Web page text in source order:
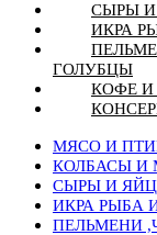
СЫРЫ
ИКРА
ГОЛУБЦЫ
КОФЕ И
МЯСО И
КОЛБАСЫ И
СЫРЫ И
ИКРА РЫБА
ПЕЛЬМЕНИ